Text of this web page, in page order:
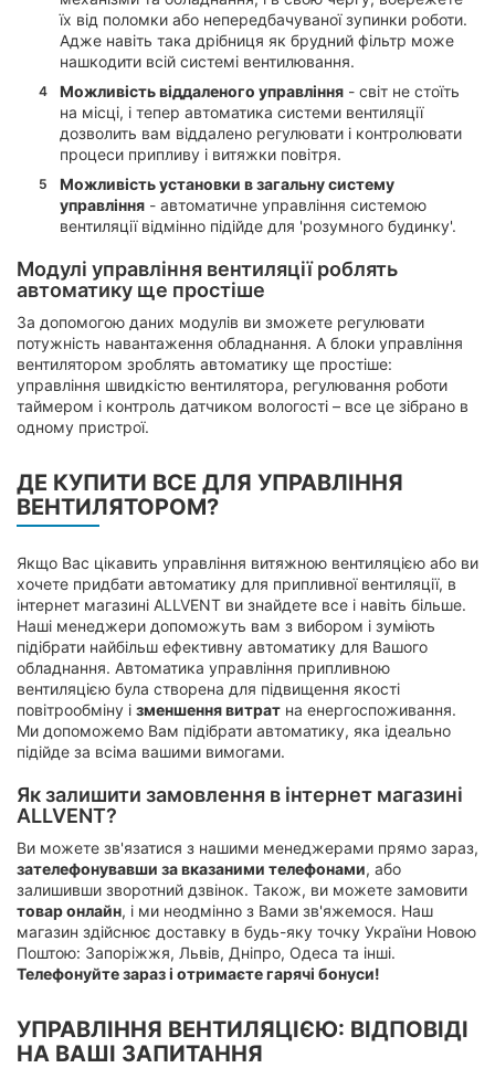
їх від поломки або непередбачуваної зупинки роботи.
Адже навіть така дрібниця як брудний фільтр може
нашкодити всій системі вентилювання.
Можливість віддаленого управління - світ не стоїть
на місці, і тепер автоматика системи вентиляції
дозволить вам віддалено регулювати і контролювати
процеси припливу і витяжки повітря.
Можливість установки в загальну систему
управління - автоматичне управління системою
вентиляції відмінно підійде для 'розумного будинку'.
Модулі управління вентиляції роблять
автоматику ще простіше
За допомогою даних модулів ви зможете регулювати
потужність навантаження обладнання. А блоки управління
вентилятором зроблять автоматику ще простіше:
управління швидкістю вентилятора, регулювання роботи
таймером і контроль датчиком вологості – все це зібрано в
одному пристрої.
ДЕ КУПИТИ ВСЕ ДЛЯ УПРАВЛІННЯ
ВЕНТИЛЯТОРОМ?
Якщо Вас цікавить управління витяжною вентиляцією або ви
хочете придбати автоматику для припливної вентиляції, в
інтернет магазині ALLVENT ви знайдете все і навіть більше.
Наші менеджери допоможуть вам з вибором і зуміють
підібрати найбільш ефективну автоматику для Вашого
обладнання. Автоматика управління припливною
вентиляцією була створена для підвищення якості
повітрообміну і зменшення витрат на енергоспоживання.
Ми допоможемо Вам підібрати автоматику, яка ідеально
підійде за всіма вашими вимогами.
Як залишити замовлення в інтернет магазині
ALLVENT?
Ви можете зв'язатися з нашими менеджерами прямо зараз,
зателефонувавши за вказаними телефонами, або
залишивши зворотний дзвінок. Також, ви можете замовити
товар онлайн, і ми неодмінно з Вами зв'яжемося. Наш
магазин здійснює доставку в будь-яку точку України Новою
Поштою: Запоріжжя, Львів, Дніпро, Одеса та інші.
Телефонуйте зараз і отримаєте гарячі бонуси!
УПРАВЛІННЯ ВЕНТИЛЯЦІЄЮ: ВІДПОВІДІ
НА ВАШІ ЗАПИТАННЯ